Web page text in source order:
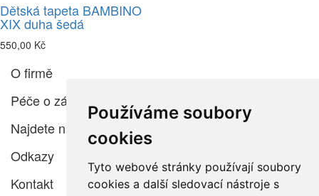
Používáme soubory
cookies
Tyto webové stránky používají soubory
cookies a další sledovací nástroje s
Dětská tapeta BAMBINO
XIX duha šedá
550,00 Kč
O firmě
Péče o zákazníka
Najdete nás
Odkazy
Kontakt